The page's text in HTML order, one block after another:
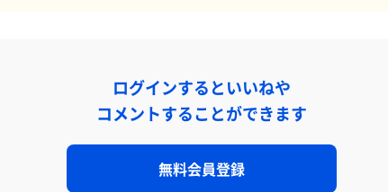
ログインするといいねや
コメントすることができます
無料会員登録